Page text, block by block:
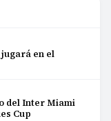
en el
del Inter Miami
Cup